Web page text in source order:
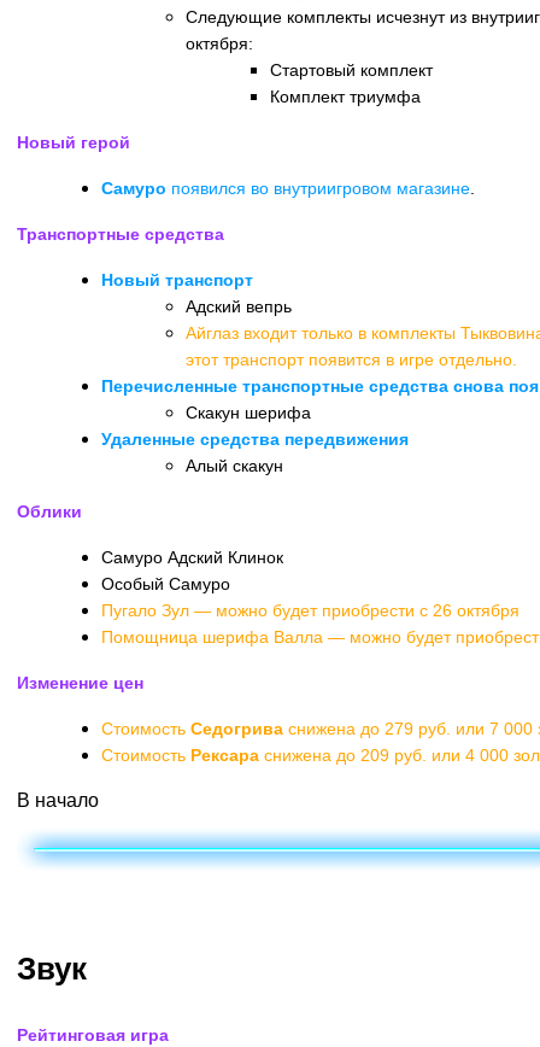
Следующие комплекты исчезнут из
октября:
Стартовый комплект
Комплект триумфа
Новый герой
Самуро появился во внутриигровом магазине
Транспортные средства
Новый транспорт
Адский вепрь
Айглаз входит только в комплекты
этот транспорт появится в игре отдельно.
Перечисленные транспортные средства снова
Скакун шерифа
Удаленные средства передвижения
Алый скакун
Облики
Самуро Адский Клинок
Особый Самуро
Пугало Зул — можно будет приобрести с 26 октября
Помощница шерифа Валла — можно будет
Изменение цен
Стоимость Седогрива снижена до 279 руб. или 7 000
Стоимость Рексара снижена до 209 руб. или 4 000
В начало
Звук
Рейтинговая игра